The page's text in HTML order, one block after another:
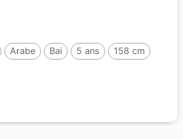
Arabe Bai 5 ans 158 cm